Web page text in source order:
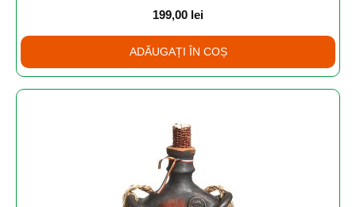
199,00 lei
ADĂUGAȚI ÎN COȘ